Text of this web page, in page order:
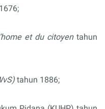
et du citoyentahun
tahun 1886;